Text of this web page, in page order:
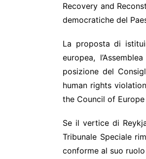
Recovery and
democratiche del
La proposta di
europea,
posizione del
human rights
the Council of
Se il vertice di
Tribunale Speciale
conforme al suo